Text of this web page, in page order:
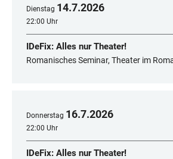
Dienstag 14.7.2026
22:00 Uhr
IDeFix: Alles nur Theater!
Romanisches Seminar, Theater im
Donnerstag 16.7.2026
22:00 Uhr
IDeFix: Alles nur Theater!